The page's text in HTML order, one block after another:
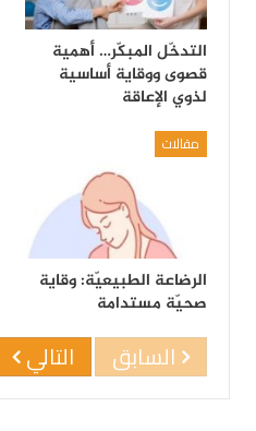
التدخّل المبكّر… أهمية
قصوى ووقاية أساسية
لذوي الإعاقة
مقالات
الرضاعة الطبيعيّة: وقاية
صحيّة مستدامة
السابق التالي